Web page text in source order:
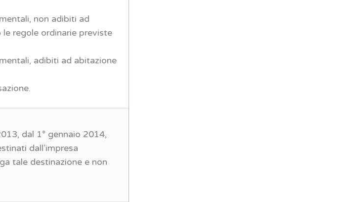
non adibiti ad
regole ordinarie previste
adibiti ad abitazione
dal 1° gennaio 2014,
dall’impresa
tale destinazione e non